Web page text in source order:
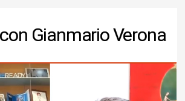
Gianmario Verona